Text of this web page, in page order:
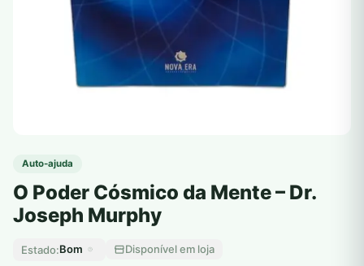
Auto-ajuda
O Poder Cósmico da Mente – Dr.
Joseph Murphy
Estado:Bom Disponível em loja